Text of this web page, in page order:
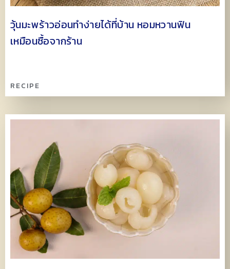
วุ้นมะพร้าวอ่อนทำง่ายได้ที่บ้าน หอมหวานฟิน
เหมือนซื้อจากร้าน
RECIPE